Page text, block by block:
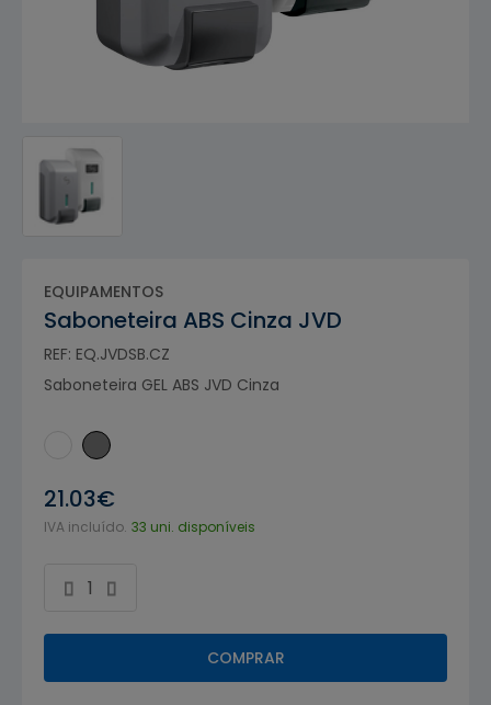
EQUIPAMENTOS
Saboneteira ABS Cinza JVD
REF: EQ.JVDSB.CZ
Saboneteira GEL ABS JVD Cinza
21.03€
IVA incluído. 33 uni. disponíveis
COMPRAR